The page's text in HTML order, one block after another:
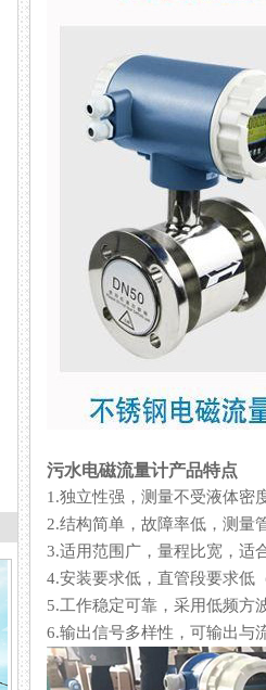
污水电磁流量计产品特点
1.独立性强，测量不受液体密度
2.结构简单，故障率低，测
3.适用范围广，量程比宽，
4.安装要求低，直管段要
5.工作稳定可靠，采用低频方波励
6.输出信号多样性，可输出与